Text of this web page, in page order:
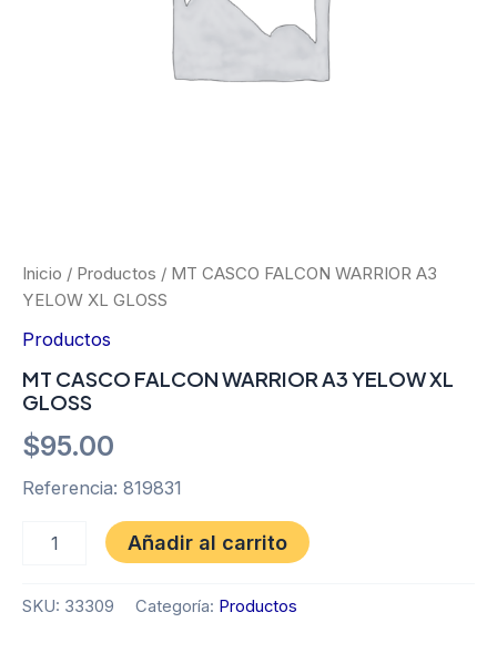
Inicio / Productos / MT CASCO FALCON WARRIOR A3
YELOW XL GLOSS
Productos
MT CASCO FALCON WARRIOR A3 YELOW XL
GLOSS
$95.00
Referencia: 819831
Añadir al carrito
SKU: 33309 Categoría: Productos